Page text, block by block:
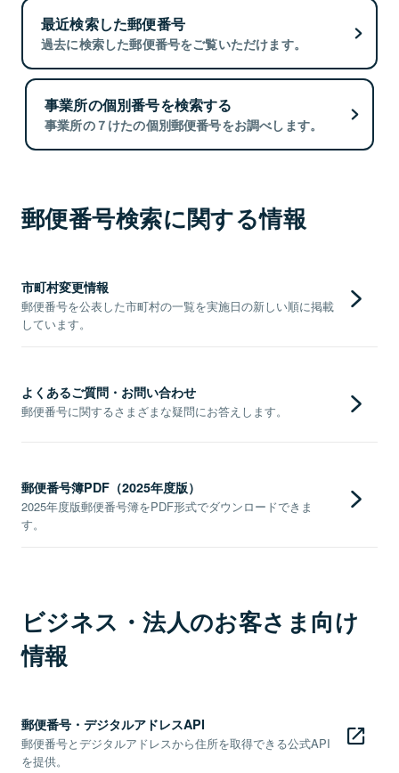
最近検索した郵便番号
過去に検索した郵便番号をご覧いただけます。
事業所の個別番号を検索する
事業所の７けたの個別郵便番号をお調べします。
郵便番号検索に関する情報
市町村変更情報
郵便番号を公表した市町村の一覧を実施日の新しい順に掲載
しています。
よくあるご質問・お問い合わせ
郵便番号に関するさまざまな疑問にお答えします。
郵便番号簿PDF（2025年度版）
2025年度版郵便番号簿をPDF形式でダウンロードできま
す。
ビジネス・法人のお客さま向け
情報
郵便番号・デジタルアドレスAPI
郵便番号とデジタルアドレスから住所を取得できる公式API
を提供。